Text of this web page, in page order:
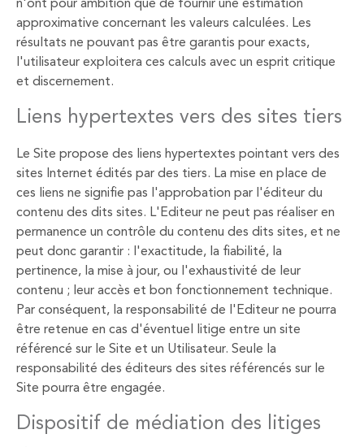
n'ont pour ambition que de fournir une estimation
approximative concernant les valeurs calculées. Les
résultats ne pouvant pas être garantis pour exacts,
l'utilisateur exploitera ces calculs avec un esprit critique
et discernement.
Liens hypertextes vers des sites tiers
Le Site propose des liens hypertextes pointant vers des
sites Internet édités par des tiers. La mise en place de
ces liens ne signifie pas l'approbation par l'éditeur du
contenu des dits sites. L'Editeur ne peut pas réaliser en
permanence un contrôle du contenu des dits sites, et ne
peut donc garantir : l'exactitude, la fiabilité, la
pertinence, la mise à jour, ou l'exhaustivité de leur
contenu ; leur accès et bon fonctionnement technique.
Par conséquent, la responsabilité de l'Editeur ne pourra
être retenue en cas d'éventuel litige entre un site
référencé sur le Site et un Utilisateur. Seule la
responsabilité des éditeurs des sites référencés sur le
Site pourra être engagée.
Dispositif de médiation des litiges